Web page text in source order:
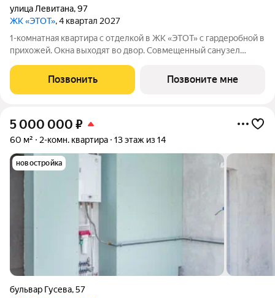
улица Левитана,97
ЖК «ЭТОТ», 4 квартал 2027
1-комнатная квартира с отделкой в ЖК «ЭТОТ» с гардеробной в
прихожей. Окна выходят во двор. Совмещенный санузел
стиральную машину и шкаф для бытовых мелочей. ВСЕ
КВАРТИРЫ в ЖК «ЭТОТ» сдаются с готовой
Позвонить Позвоните мне
5 000 000 ₽
60 м² 2-комн. квартира 13 этаж из 14
новостройка
бульвар Гусева,57